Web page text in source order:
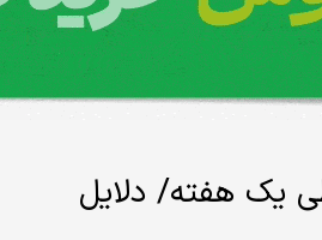
یک هفته/ دلایل